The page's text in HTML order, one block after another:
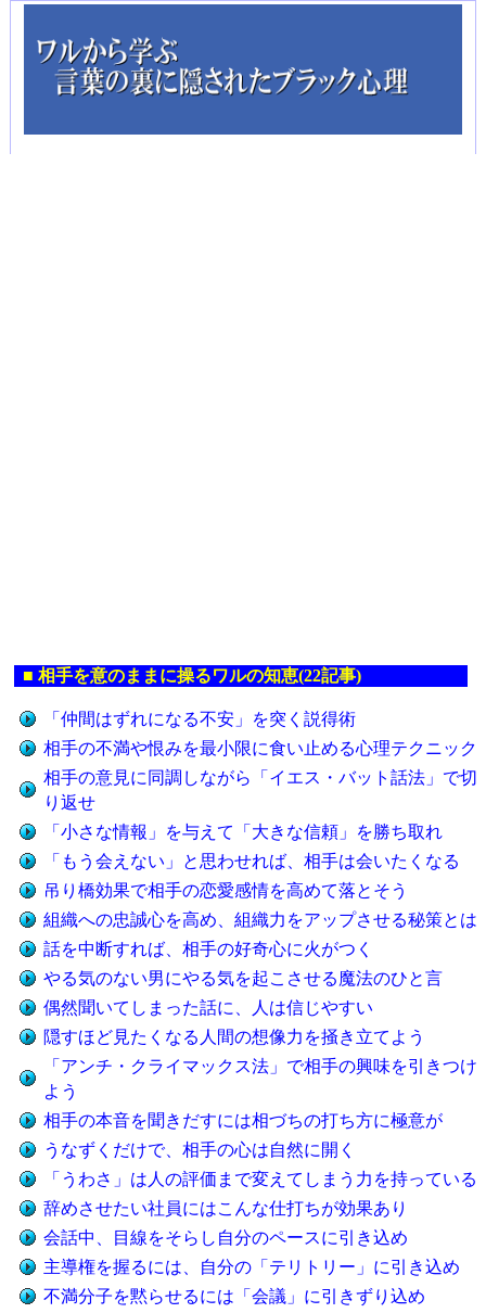
■ 相手を意のままに操るワルの知恵(22記事)
「仲間はずれになる不安」を突く説得術
相手の不満や恨みを最小限に食い止める心理テクニック
相手の意見に同調しながら「イエス・バット話法」で切
り返せ
「小さな情報」を与えて「大きな信頼」を勝ち取れ
「もう会えない」と思わせれば、相手は会いたくなる
吊り橋効果で相手の恋愛感情を高めて落とそう
組織への忠誠心を高め、組織力をアップさせる秘策とは
話を中断すれば、相手の好奇心に火がつく
やる気のない男にやる気を起こさせる魔法のひと言
偶然聞いてしまった話に、人は信じやすい
隠すほど見たくなる人間の想像力を掻き立てよう
「アンチ・クライマックス法」で相手の興味を引きつけ
よう
相手の本音を聞きだすには相づちの打ち方に極意が
うなずくだけで、相手の心は自然に開く
「うわさ」は人の評価まで変えてしまう力を持っている
辞めさせたい社員にはこんな仕打ちが効果あり
会話中、目線をそらし自分のペースに引き込め
主導権を握るには、自分の「テリトリー」に引き込め
不満分子を黙らせるには「会議」に引きずり込め